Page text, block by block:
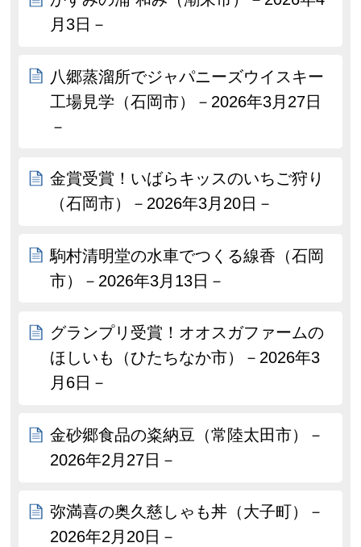
月3日－
八郷蒸溜所でジャパニーズウイスキー
工場見学（石岡市）－2026年3月27日
－
金賞受賞！いばらキッスのいちご狩り
（石岡市）－2026年3月20日－
駒村清明堂の水車でつくる線香（石岡
市）－2026年3月13日－
グランプリ受賞！オオスガファームの
ほしいも（ひたちなか市）－2026年3
月6日－
金砂郷食品の粢納豆（常陸太田市）－
2026年2月27日－
弥満喜の奥久慈しゃも丼（大子町）－
2026年2月20日－